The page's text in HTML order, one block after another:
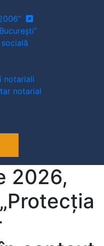
notariali
notarial
2026,